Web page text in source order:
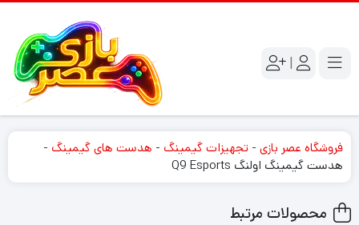
|
فروشگاه عصر بازی - تجهیزات گیمینگ - هدست های گیمینگ -
هدست گیمینگ اولنگ Q9 Esports
محصولات مرتبط